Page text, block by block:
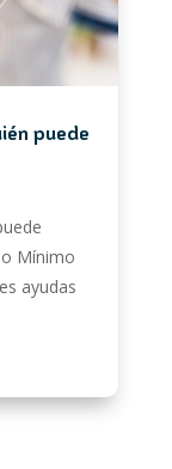
puede
Mínimo
ayudas